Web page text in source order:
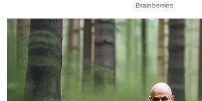
Brainberries